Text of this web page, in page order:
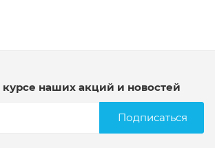
курсе наших акций и новостей
Подписаться